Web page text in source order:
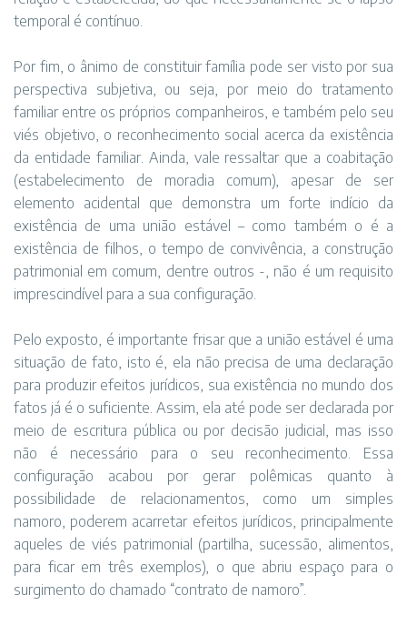
temporal é contínuo.
Por fim, o ânimo de constituir família pode ser visto por sua
perspectiva subjetiva, ou seja, por meio do tratamento
familiar entre os próprios companheiros, e também pelo seu
viés objetivo, o reconhecimento social acerca da existência
da entidade familiar. Ainda, vale ressaltar que a coabitação
(estabelecimento de moradia comum), apesar de ser
elemento acidental que demonstra um forte indício da
existência de uma união estável – como também o é a
existência de filhos, o tempo de convivência, a construção
patrimonial em comum, dentre outros -, não é um requisito
imprescindível para a sua configuração.
Pelo exposto, é importante frisar que a união estável é uma
situação de fato, isto é, ela não precisa de uma declaração
para produzir efeitos jurídicos, sua existência no mundo dos
fatos já é o suficiente. Assim, ela até pode ser declarada por
meio de escritura pública ou por decisão judicial, mas isso
não é necessário para o seu reconhecimento. Essa
configuração acabou por gerar polêmicas quanto à
possibilidade de relacionamentos, como um simples
namoro, poderem acarretar efeitos jurídicos, principalmente
aqueles de viés patrimonial (partilha, sucessão, alimentos,
para ficar em três exemplos), o que abriu espaço para o
surgimento do chamado “contrato de namoro”.